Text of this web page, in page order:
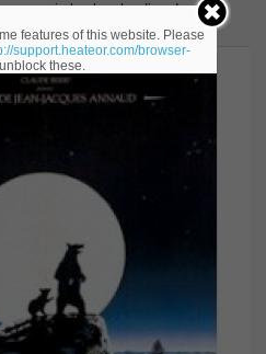
envoie les bombardiers !
features of this website. Please
support.heateor.com/browser-
these.